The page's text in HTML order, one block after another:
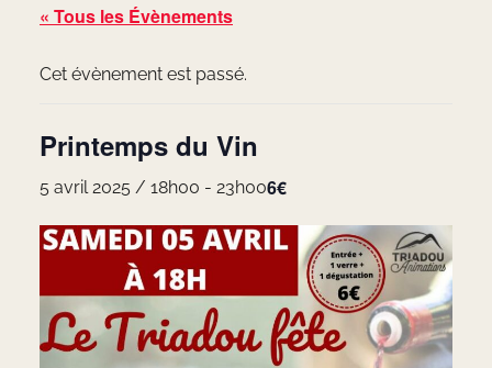
« Tous les Évènements
Cet évènement est passé.
Printemps du Vin
5 avril 2025 / 18h00 - 23h006€